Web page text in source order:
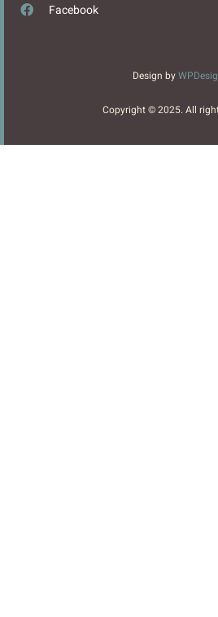
Facebook
Design by
Copyright © 2025. All